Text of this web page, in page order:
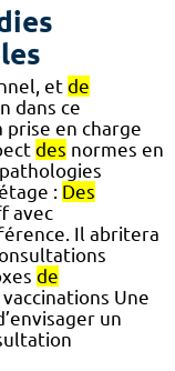
et de
dans ce
prise en charge
des normes en
pathologies
: Des
avec
Il abritera
de
Une
un